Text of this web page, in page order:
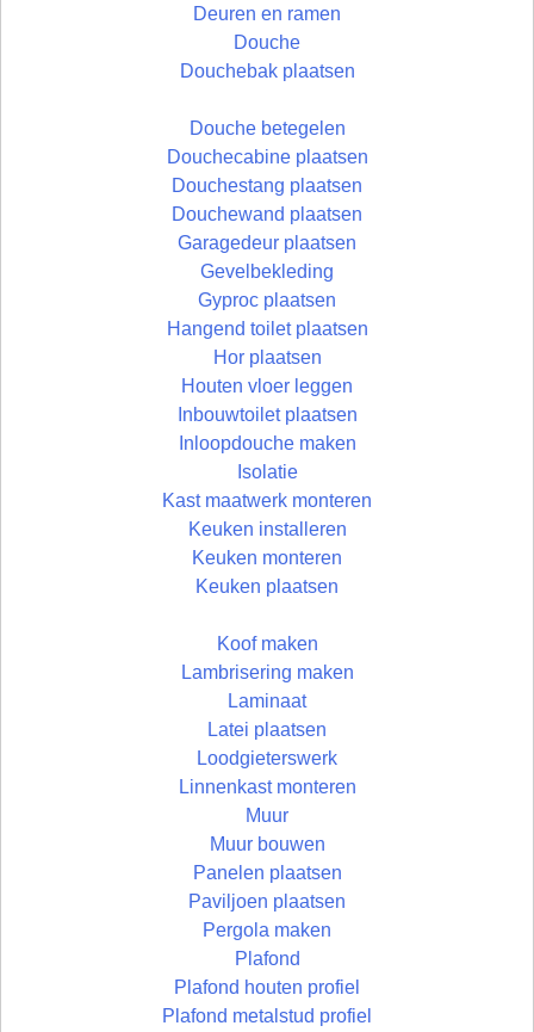
Deuren en ramen
Douche
Douchebak plaatsen
Douche betegelen
Douchecabine plaatsen
Douchestang plaatsen
Douchewand plaatsen
Garagedeur plaatsen
Gevelbekleding
Gyproc plaatsen
Hangend toilet plaatsen
Hor plaatsen
Houten vloer leggen
Inbouwtoilet plaatsen
Inloopdouche maken
Isolatie
Kast maatwerk monteren
Keuken installeren
Keuken monteren
Keuken plaatsen
Koof maken
Lambrisering maken
Laminaat
Latei plaatsen
Loodgieterswerk
Linnenkast monteren
Muur
Muur bouwen
Panelen plaatsen
Paviljoen plaatsen
Pergola maken
Plafond
Plafond houten profiel
Plafond metalstud profiel